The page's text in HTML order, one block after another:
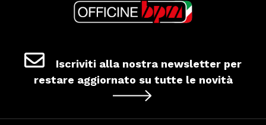
Iscriviti alla nostra newsletter per
restare aggiornato su tutte le novità